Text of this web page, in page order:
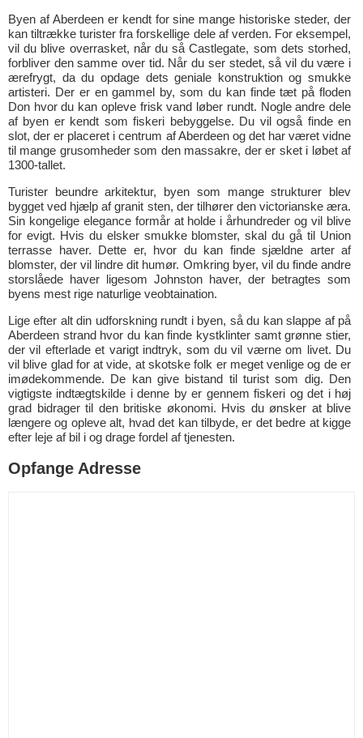
Byen af Aberdeen er kendt for sine mange historiske steder, der
kan tiltrække turister fra forskellige dele af verden. For eksempel,
vil du blive overrasket, når du så Castlegate, som dets storhed,
forbliver den samme over tid. Når du ser stedet, så vil du være i
ærefrygt, da du opdage dets geniale konstruktion og smukke
artisteri. Der er en gammel by, som du kan finde tæt på floden
Don hvor du kan opleve frisk vand løber rundt. Nogle andre dele
af byen er kendt som fiskeri bebyggelse. Du vil også finde en
slot, der er placeret i centrum af Aberdeen og det har været vidne
til mange grusomheder som den massakre, der er sket i løbet af
1300-tallet.
Turister beundre arkitektur, byen som mange strukturer blev
bygget ved hjælp af granit sten, der tilhører den victorianske æra.
Sin kongelige elegance formår at holde i århundreder og vil blive
for evigt. Hvis du elsker smukke blomster, skal du gå til Union
terrasse haver. Dette er, hvor du kan finde sjældne arter af
blomster, der vil lindre dit humør. Omkring byer, vil du finde andre
storslåede haver ligesom Johnston haver, der betragtes som
byens mest rige naturlige veobtaination.
Lige efter alt din udforskning rundt i byen, så du kan slappe af på
Aberdeen strand hvor du kan finde kystklinter samt grønne stier,
der vil efterlade et varigt indtryk, som du vil værne om livet. Du
vil blive glad for at vide, at skotske folk er meget venlige og de er
imødekommende. De kan give bistand til turist som dig. Den
vigtigste indtægtskilde i denne by er gennem fiskeri og det i høj
grad bidrager til den britiske økonomi. Hvis du ønsker at blive
længere og opleve alt, hvad det kan tilbyde, er det bedre at kigge
efter leje af bil i og drage fordel af tjenesten.
Opfange Adresse